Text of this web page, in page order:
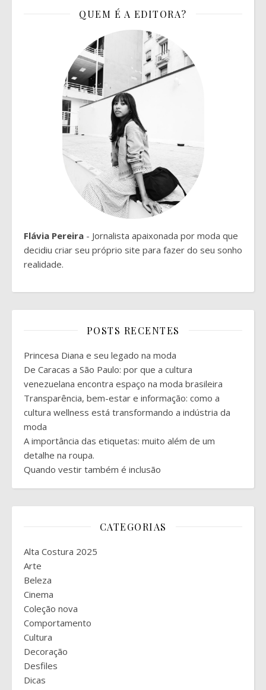
QUEM É A EDITORA?
Flávia Pereira - Jornalista apaixonada por moda que
decidiu criar seu próprio site para fazer do seu sonho
realidade.
POSTS RECENTES
Princesa Diana e seu legado na moda
De Caracas a São Paulo: por que a cultura
venezuelana encontra espaço na moda brasileira
Transparência, bem-estar e informação: como a
cultura wellness está transformando a indústria da
moda
A importância das etiquetas: muito além de um
detalhe na roupa.
Quando vestir também é inclusão
CATEGORIAS
Alta Costura 2025
Arte
Beleza
Cinema
Coleção nova
Comportamento
Cultura
Decoração
Desfiles
Dicas